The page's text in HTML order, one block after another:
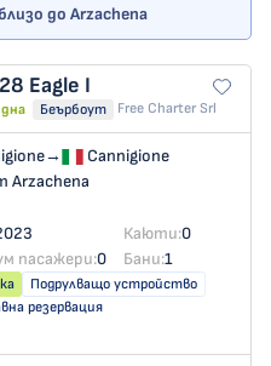
до Arzachena
Eagle I
Беърбоут Free Charter Srl
→
Cannigione
Arzachena
Каюти:0
пасажери:0 Бани:1
Подрулващо устройство
резервация